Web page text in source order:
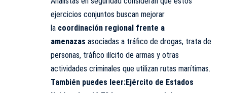
ejercicios conjuntos buscan mejorar
la coordinación regional frente a
amenazas asociadas a tráfico de drogas, trata de
personas, tráfico ilícito de armas y otras
actividades criminales que utilizan rutas marítimas.
También puedes leer:Ejército de Estados